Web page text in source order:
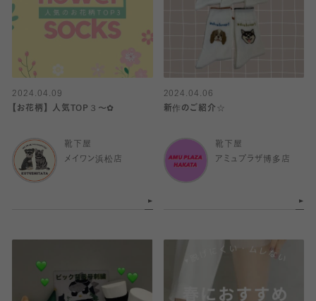
2024.04.09
【お花柄】 人気TOP３〜︎✿
靴下屋
メイワン浜松店
2024.04.06
新作のご紹介☆
靴下屋
アミュプラザ博多店